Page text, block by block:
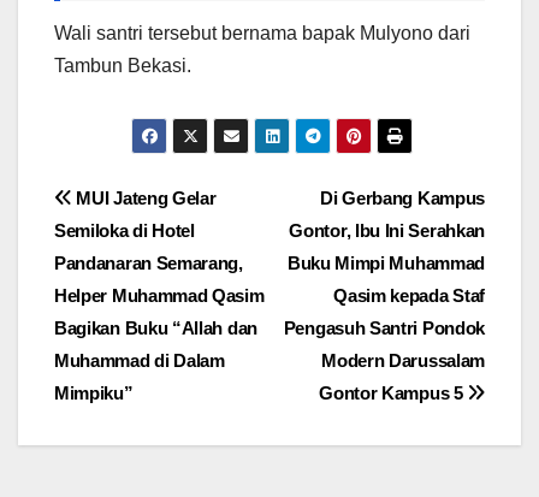
Wali santri tersebut bernama bapak Mulyono dari
Tambun Bekasi.
Post
navigation
Di Gerbang Kampus
Gontor, Ibu Ini Serahkan
Buku Mimpi Muhammad
Qasim kepada Staf
Pengasuh Santri Pondok
Modern Darussalam
Gontor Kampus 5
MUI Jateng Gelar
Semiloka di Hotel
Pandanaran Semarang,
Helper Muhammad Qasim
Bagikan Buku “Allah dan
Muhammad di Dalam
Mimpiku”